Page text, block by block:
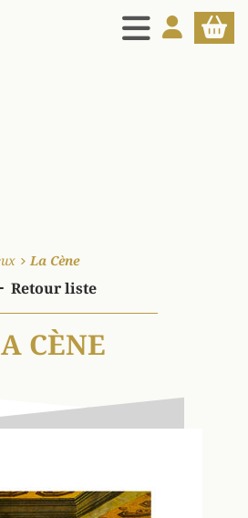
MENU
MON PANIER
La Cène
Retour liste
CÈNE